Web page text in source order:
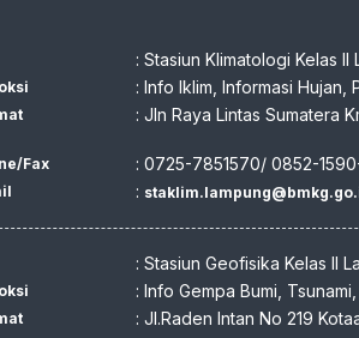
: Stasiun Klimatologi Kelas II
: Info Iklim, Informasi Hujan,
: Jln Raya Lintas Sumatera
Fax : 0725-7851570/ 0852-
:
: Stasiun Geofisika Kelas II
: Info Gempa Bumi,
: Jl.Raden Intan No 219